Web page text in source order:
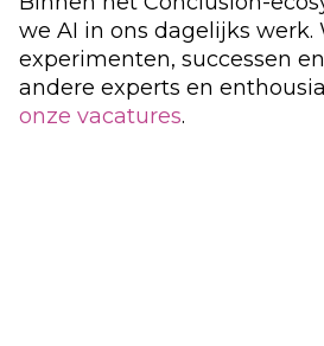
we AI in ons dagelijks werk.
experimenten, successen
andere experts en
onze vacatures.